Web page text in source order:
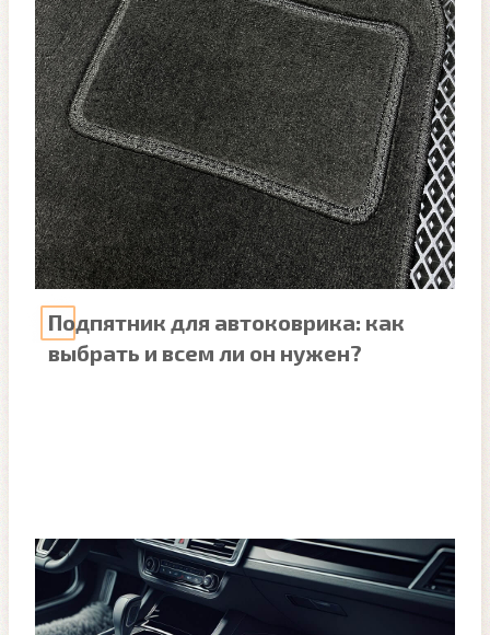
Подпятник для автоковрика: как
выбрать и всем ли он нужен?